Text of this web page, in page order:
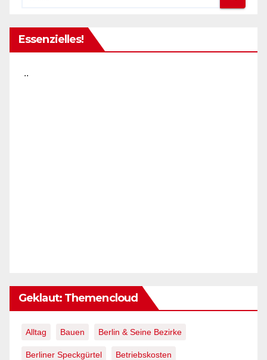
Essenzielles!
..
Geklaut: Themencloud
Alltag Bauen Berlin & Seine Bezirke
Berliner Speckgürtel Betriebskosten